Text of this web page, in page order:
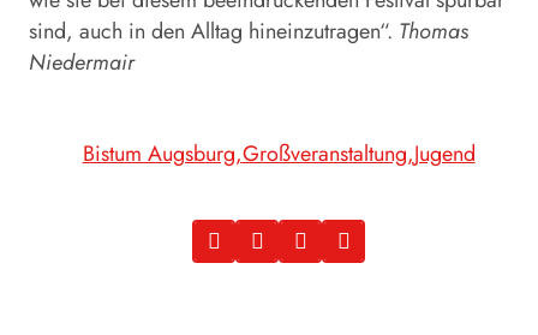
sind, auch in den Alltag hineinzutragen“. Thomas
Niedermair
Bistum Augsburg Großveranstaltung Jugend